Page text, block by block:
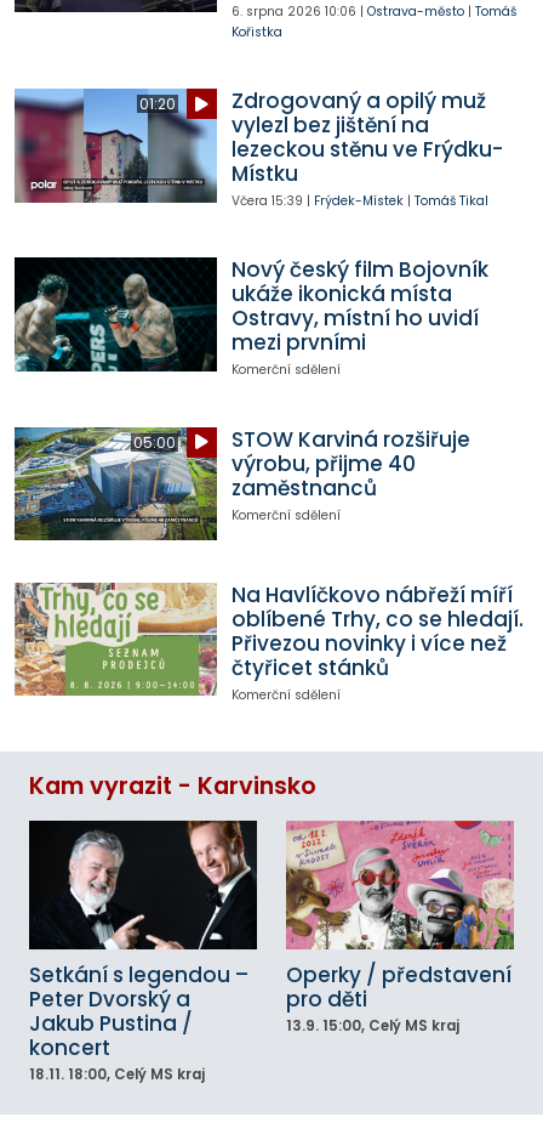
6. srpna 2026 10:06 | Ostrava-město| Tomáš
Kořistka
01:20
Zdrogovaný a opilý muž
vylezl bez jištění na
lezeckou stěnu ve Frýdku-
Místku
Včera 15:39 | Frýdek-Místek| Tomáš Tikal
Nový český film Bojovník
ukáže ikonická místa
Ostravy, místní ho uvidí
mezi prvními
Komerční sdělení
05:00
STOW Karviná rozšiřuje
výrobu, přijme 40
zaměstnanců
Komerční sdělení
Na Havlíčkovo nábřeží míří
oblíbené Trhy, co se hledají.
Přivezou novinky i více než
čtyřicet stánků
Komerční sdělení
Kam vyrazit - Karvinsko
Setkání s legendou –
Peter Dvorský a
Jakub Pustina /
koncert
18.11. 18:00, Celý MS kraj
Operky / představení
pro děti
13.9. 15:00, Celý MS kraj